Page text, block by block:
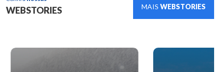
WEBSTORIES MAIS WEBSTORIES